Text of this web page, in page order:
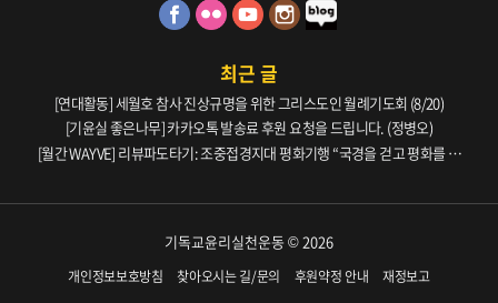
최근 글
[연대활동] 세월호 참사 진상규명을 위한 그리스도인 월례기도회 (8/20)
[기윤실 좋은나무] 카카오톡 발송료 후원 요청을 드립니다. (정병오)
[월간 WAYVE] 리뷰파도타기: 조중접경지대 평화기행 “국경을 걷고 평화를 생
기독교윤리실천운동 © 2026
개인정보보호방침 찾아오시는 길/문의 후원약정 안내 재정보고